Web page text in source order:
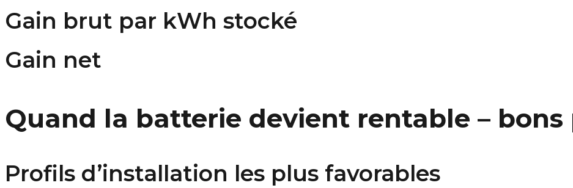
Gain brut par kWh stocké
Gain net
Quand la batterie devient rentable – bons
Profils d’installation les plus favorables